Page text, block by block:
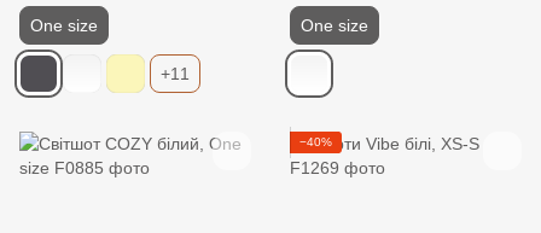
One size
+11
One size
−40%